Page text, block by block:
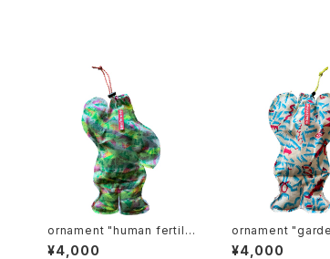
ornament "human fertiliz
er"
¥4,000
ornament
¥4,000